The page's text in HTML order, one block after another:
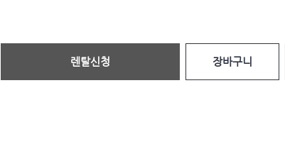
렌탈신청 장바구니